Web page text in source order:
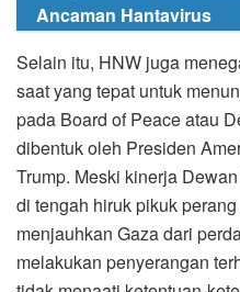
Ancaman Hantavirus
Selain itu, HNW juga
saat yang tepat untuk
pada Board of Peace atau
dibentuk oleh Presiden
Trump. Meski kinerja
di tengah hiruk pikuk
menjauhkan Gaza dari
melakukan penyerangan